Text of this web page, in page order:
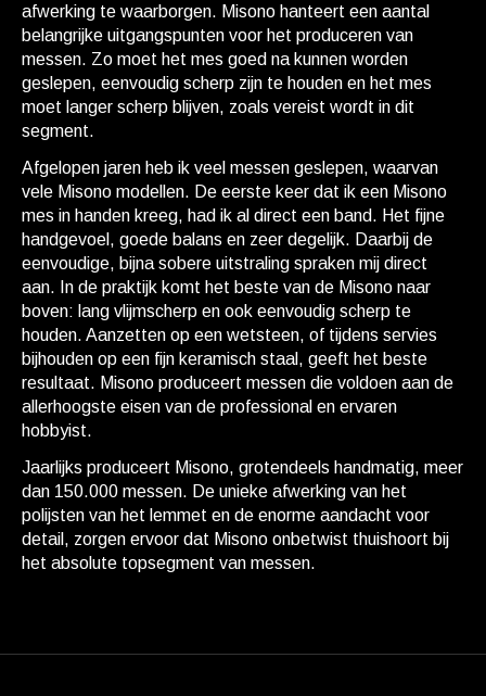
afwerking te waarborgen. Misono hanteert een aantal
belangrijke uitgangspunten voor het produceren van
messen. Zo moet het mes goed na kunnen worden
geslepen, eenvoudig scherp zijn te houden en het mes
moet langer scherp blijven, zoals vereist wordt in dit
segment.
Afgelopen jaren heb ik veel messen geslepen, waarvan
vele Misono modellen. De eerste keer dat ik een Misono
mes in handen kreeg, had ik al direct een band. Het fijne
handgevoel, goede balans en zeer degelijk. Daarbij de
eenvoudige, bijna sobere uitstraling spraken mij direct
aan. In de praktijk komt het beste van de Misono naar
boven: lang vlijmscherp en ook eenvoudig scherp te
houden. Aanzetten op een wetsteen, of tijdens servies
bijhouden op een fijn keramisch staal, geeft het beste
resultaat. Misono produceert messen die voldoen aan de
allerhoogste eisen van de professional en ervaren
hobbyist.
Jaarlijks produceert Misono, grotendeels handmatig, meer
dan 150.000 messen. De unieke afwerking van het
polijsten van het lemmet en de enorme aandacht voor
detail, zorgen ervoor dat Misono onbetwist thuishoort bij
het absolute topsegment van messen.